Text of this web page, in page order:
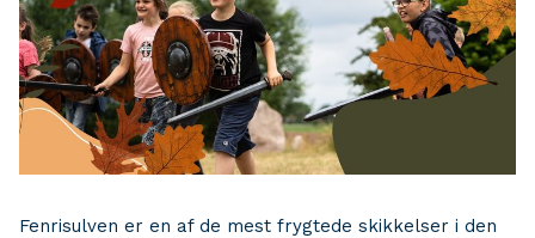
Fenrisulven er en af de mest frygtede skikkelser i den